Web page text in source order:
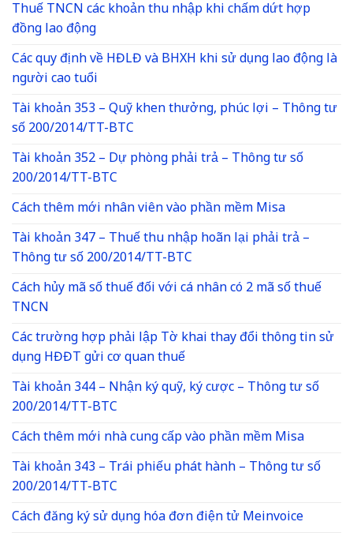
Thuế TNCN các khoản thu nhập khi chấm dứt hợp
đồng lao động
Các quy định về HĐLĐ và BHXH khi sử dụng lao động là
người cao tuổi
Tài khoản 353 – Quỹ khen thưởng, phúc lợi – Thông tư
số 200/2014/TT-BTC
Tài khoản 352 – Dự phòng phải trả – Thông tư số
200/2014/TT-BTC
Cách thêm mới nhân viên vào phần mềm Misa
Tài khoản 347 – Thuế thu nhập hoãn lại phải trả –
Thông tư số 200/2014/TT-BTC
Cách hủy mã số thuế đối với cá nhân có 2 mã số thuế
TNCN
Các trường hợp phải lập Tờ khai thay đổi thông tin sử
dụng HĐĐT gửi cơ quan thuế
Tài khoản 344 – Nhận ký quỹ, ký cược – Thông tư số
200/2014/TT-BTC
Cách thêm mới nhà cung cấp vào phần mềm Misa
Tài khoản 343 – Trái phiếu phát hành – Thông tư số
200/2014/TT-BTC
Cách đăng ký sử dụng hóa đơn điện tử Meinvoice